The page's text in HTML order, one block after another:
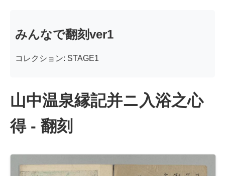
みんなで翻刻ver1
コレクション: STAGE1
山中温泉縁記并ニ入浴之心
得 - 翻刻